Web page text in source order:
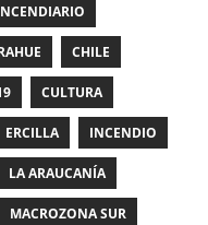
CHILE
CULTURA
ERCILLA INCENDIO
LA ARAUCANÍA
MACROZONA SUR